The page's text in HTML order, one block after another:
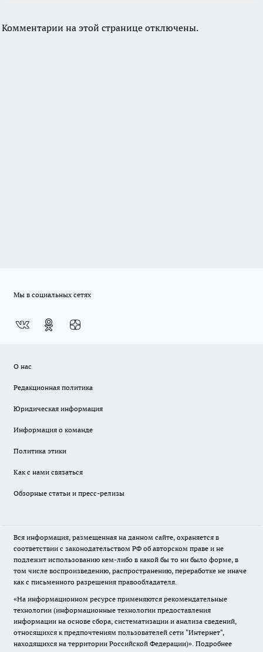
Комментарии на этой странице отключены.
Мы в социальных сетях
О нас
Редакционная политика
Юридическая информация
Информация о команде
Политика этики
Как с нами связаться
Обзорные статьи и пресс-релизы
Вся информация, размещенная на данном сайте, охраняется в
соответствии с законодательством РФ об авторском праве и не
подлежит использованию кем-либо в какой бы то ни было форме, в
том числе воспроизведению, распространению, переработке не иначе
как с письменного разрешения правообладателя.
«На информационном ресурсе применяются рекомендательные
технологии (информационные технологии предоставления
информации на основе сбора, систематизации и анализа сведений,
относящихся к предпочтениям пользователей сети "Интернет",
находящихся на территории Российской Федерации)». Подробнее